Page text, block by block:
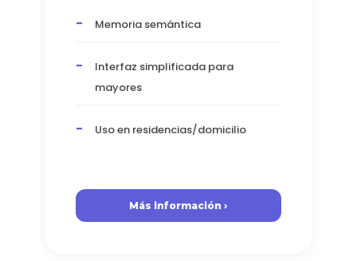
Memoria semántica
Interfaz simplificada para
mayores
Uso en residencias/domicilio
Más información ›